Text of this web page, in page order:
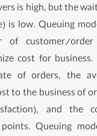
is high, but the
is low. Queuing
of customer/
cost for
of orders, the
to the business of
and the
Queuing